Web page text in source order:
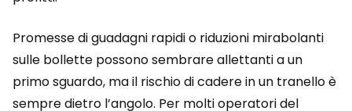
Promesse di guadagni rapidi o riduzioni mirabolanti
sulle bollette possono sembrare allettanti a un
primo sguardo, ma il rischio di cadere in un tranello è
sempre dietro l’angolo. Per molti operatori del